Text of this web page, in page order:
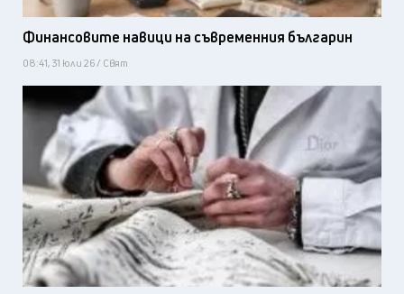
Финансовите навици на съвременния българин
08:41, 31 юли 26 / Свят